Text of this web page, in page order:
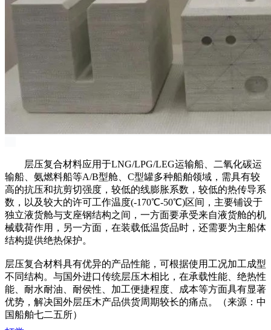
层压复合材料应用于LNG/LPG/LEG运输船、二氧化碳运
输船、氨燃料船等A/B型舱、C型罐多种船舶领域，需具有较
高的抗压和抗剪切强度，较低的线膨胀系数 ，较低的热传导系
数，以及较大的许可工作温度(-170℃-50℃)区间，主要铺设于
独立液货舱与支座钢结构之间，一方面要承受来自液货舱的机
械载荷作用，另一方面，在装载低温货品时，还需要为主船体
结构提供绝热保护。
层压复合材料具有优异的产品性能，可根据使用工况加工成型
不同结构。与国外进口传统层压木相比，在承载性能、绝热性
能、耐水耐油、耐侯性、加工便捷程度、成本等方面具有显著
优势，解决国外层压木产品供货周期较长的痛点。（来源：中
国船舶七二五所）